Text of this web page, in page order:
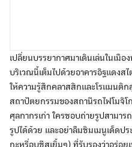
กะหรี่อบชีสเยิ้มๆ) ที่รับรองว่าอร่อย
ค่าเข้าชม:เดินเล่นบริเวณท่าเรือ
เวลาเปิด-ปิด :เปิด 24 ชั่วโมง
ร้าน)